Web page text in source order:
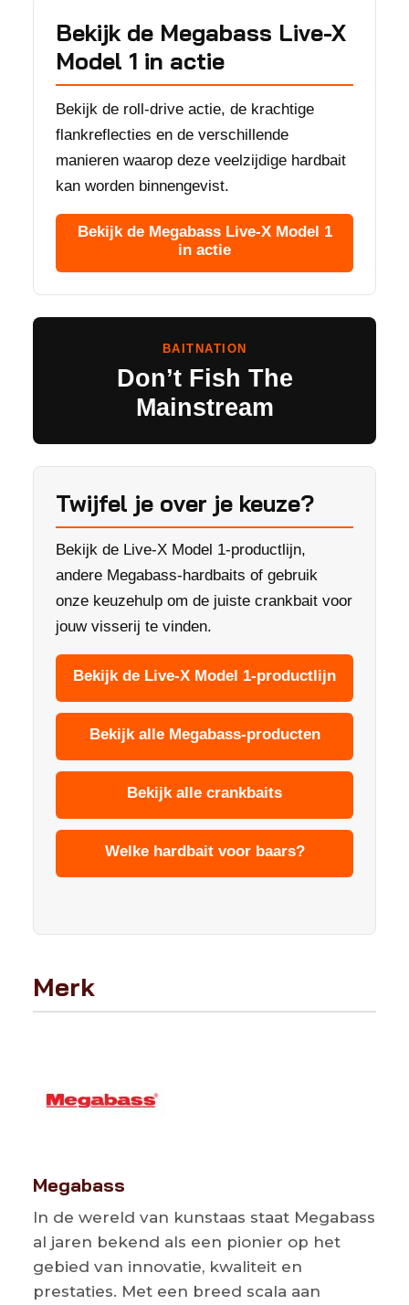
Bekijk de Megabass Live-X
Model 1 in actie
Bekijk de roll-drive actie, de krachtige
flankreflecties en de verschillende
manieren waarop deze veelzijdige hardbait
kan worden binnengevist.
Bekijk de Megabass Live-X Model 1
in actie
BAITNATION
Don’t Fish The
Mainstream
Twijfel je over je keuze?
Bekijk de Live-X Model 1-productlijn,
andere Megabass-hardbaits of gebruik
onze keuzehulp om de juiste crankbait voor
jouw visserij te vinden.
Bekijk de Live-X Model 1-productlijn
Bekijk alle Megabass-producten
Bekijk alle crankbaits
Welke hardbait voor baars?
Merk
Megabass
In de wereld van kunstaas staat Megabass
al jaren bekend als een pionier op het
gebied van innovatie, kwaliteit en
prestaties. Met een breed scala aan